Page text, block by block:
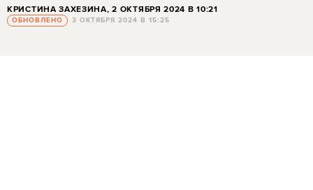
КРИСТИНА ЗАХЕЗИНА, 2 ОКТЯБРЯ 2024 В 10:21
ОБНОВЛЕНО 3 ОКТЯБРЯ 2024 В 15:25